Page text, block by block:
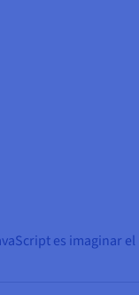
es imaginar el